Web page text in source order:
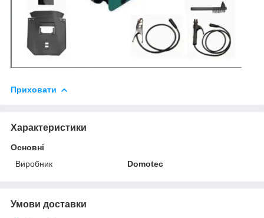
Приховати
Характеристики
Основні
Виробник
Domotec
Умови доставки